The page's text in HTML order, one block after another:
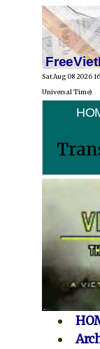
Sat Aug 08 2026
Universal Time)